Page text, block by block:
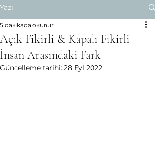
Yazı
Açık Fikirli & Kapalı Fikirli
İnsan Arasındaki Fark
5 dakikada okunur
Güncelleme tarihi: 28 Eyl 2022